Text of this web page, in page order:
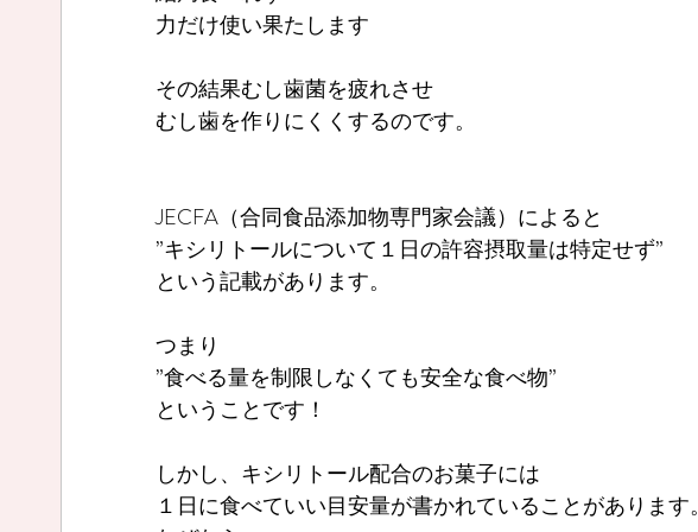
力だけ使い果たします
その結果むし歯菌を疲れさせ
むし歯を作りにくくするのです。
JECFA（合同食品添加物専門家会議）によると
”キシリトールについて１日の許容摂取量は特定せず”
という記載があります。
つまり
”食べる量を制限しなくても安全な食べ物”
ということです！
しかし、キシリトール配合のお菓子には
１日に食べていい目安量が書かれていることがあります。